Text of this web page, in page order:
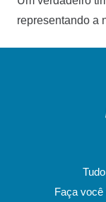
representando a
Faça você